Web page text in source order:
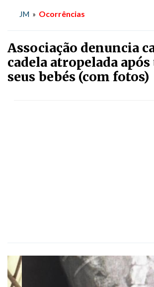
JM » Ocorrências
Associação denuncia
cadela atropelada após
seus bebés (com fotos)